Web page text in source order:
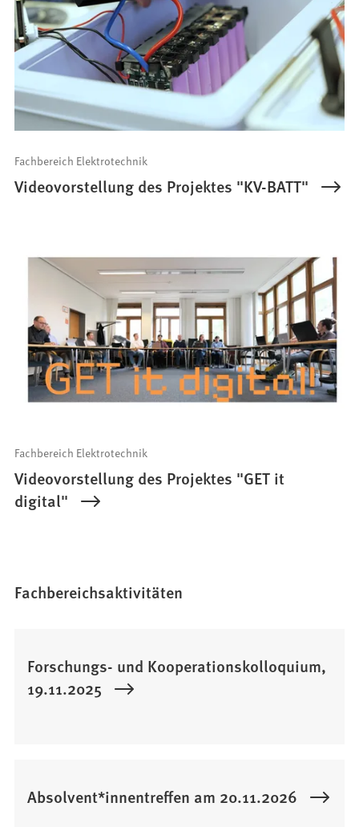
Fachbereich Elektrotechnik
Videovorstellung des Projektes "KV-BATT"
Fachbereich Elektrotechnik
Videovorstellung des Projektes "GET it
digital"
Fachbereichsaktivitäten
Forschungs- und Kooperationskolloquium,
19.11.2025
Absolvent*innentreffen am 20.11.2026